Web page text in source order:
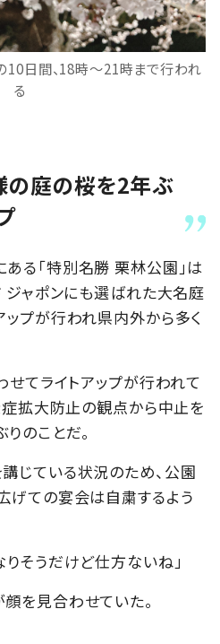
10日間、18時〜21時まで行われ
る
の庭の桜を2年ぶ
る「特別名勝 栗林公園」は
ジャポンにも選ばれた大名庭
ップが行われ県内外から多く
てライトアップが行われて
拡大防止の観点から中止を
のことだ。
じている状況のため、公園
げての宴会は自粛するよう
りそうだけど仕方ないね」
を見合わせていた。